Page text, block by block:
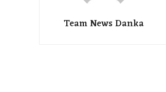
Team News Danka